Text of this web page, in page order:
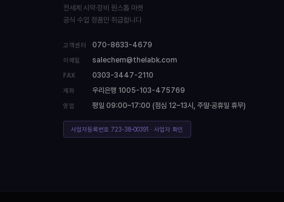
전세계 시약·장비 원스톱 마켓
공식 수입 정품만 취급합니다
고객센터 070-8633-4679
이메일 salechem@thelabk.com
FAX 0303-3447-2110
계좌 우리은행 1005-103-475769
영업 평일 09:00–17:00 (점심 12–13시, 주말·공휴일 휴무)
사업자등록번호 723-38-00391 · 사업자 확인